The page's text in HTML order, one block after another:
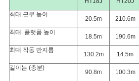
개
인
정
최대.근무 높이
20.5m 210.6m
최대. 플랫폼 높이
18.5m 190.6m
최대 작동 반지름
130.2m 14.5m
길이는 (충분)
90.8m 100.3m